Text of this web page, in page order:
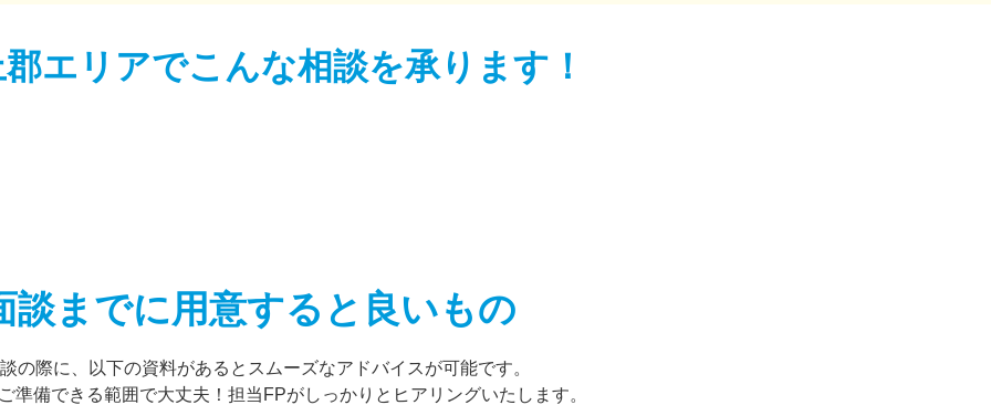
エリアでこんな相談を承ります！
談までに用意すると 良いもの
の際に、以下の資料があるとスムーズなアドバイスが可能です。
準備できる範囲で大丈夫！担当FPがしっかりとヒアリングいたします。